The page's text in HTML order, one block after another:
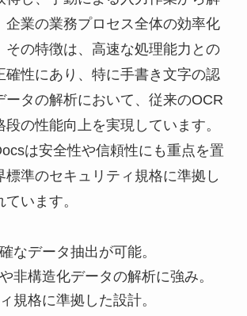
企業の業務プロセス全体の効率化
その特徴は、高速な処理能力との
確性にあり、特に手書き文字の認
ータの解析において、従来のOCR
の性能向上を実現しています。
は安全性や信頼性にも重点を置
標準のセキュリティ規格に準拠し
います。
なデータ抽出が可能。
非構造化データの解析に強み。
規格に準拠した設計。